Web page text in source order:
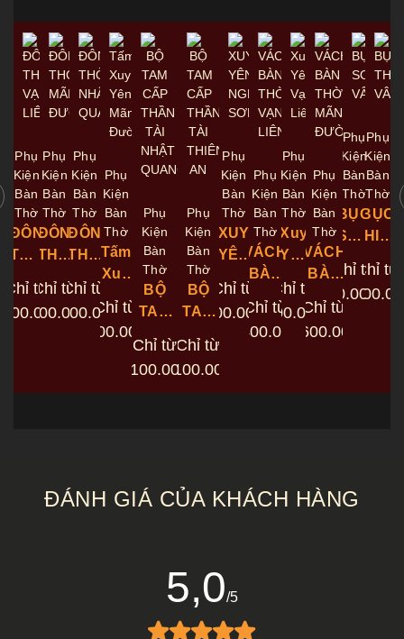
Phụ
Kiện
Bàn
Thờ
ĐÔN
THỜ
LIÊN
Chỉ từ
₫
Phụ
Kiện
Bàn
Thờ
ĐÔN
THỜ
ĐƯỜNG
Chỉ từ
12.400.000₫
Phụ
Kiện
Bàn
Thờ
ĐÔN
THỜ
NHẬT
QUANG
Chỉ từ
10.600.000 ₫
Phụ
Kiện
Bàn
Thờ
Tấm
Xuy
Mãn
Đường
Chỉ từ
4.500.000
Phụ
Kiện
Bàn
Thờ
BỘ
TAM
THẦN
TÀI
NHẬT
Chỉ từ
11.100.000₫
Phụ
Kiện
Bàn
Thờ
BỘ
TAM
THẦN
TÀI
THIÊN
Chỉ từ
11.100.000
Phụ
Kiện
Bàn
Thờ
XUY
YÊN
NGHINH
SƠN
Chỉ từ
4.500.000 ₫
Phụ
Kiện
Bàn
Thờ
VÁCH
BÀN
THỜ
VẠN
LIÊN
Chỉ từ
24.400.000 ₫
Phụ
Kiện
Bàn
Thờ
Xuy
Yên
Liên
Chỉ từ
4.500.000 ₫
Phụ
Kiện
Bàn
Thờ
VÁCH
BÀN
MÃN
ĐƯỜNG
Chỉ từ
26.600.000
Phụ
Kiện
Bàn
Thờ
BỤC
SƠN
VÂN
Chỉ từ
900.000₫
Phụ
Kiện
Bàn
Thờ
BỤC
THIÊN
Chỉ từ
ĐÁNH GIÁ CỦA KHÁCH HÀNG
5,0/5